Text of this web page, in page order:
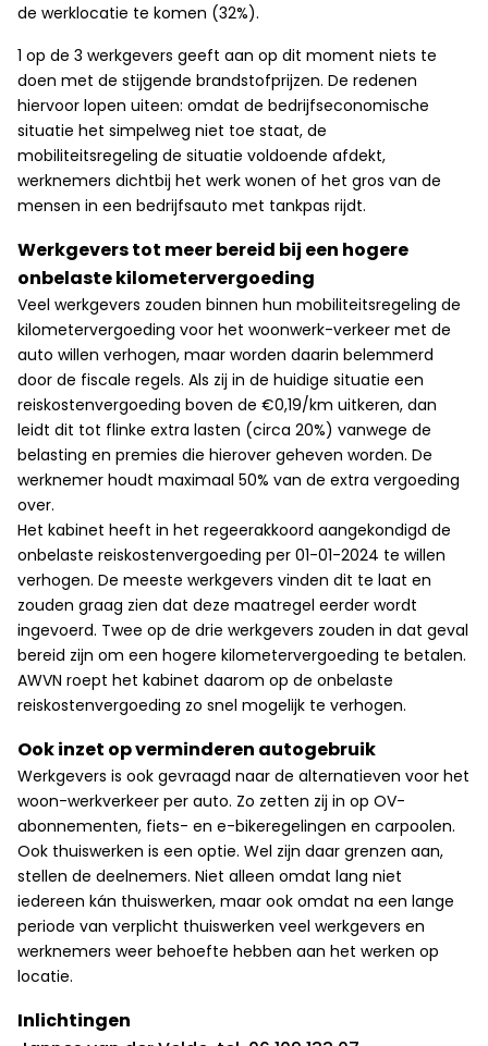
de werklocatie te komen (32%).
1 op de 3 werkgevers geeft aan op dit moment niets te
doen met de stijgende brandstofprijzen. De redenen
hiervoor lopen uiteen: omdat de bedrijfseconomische
situatie het simpelweg niet toe staat, de
mobiliteitsregeling de situatie voldoende afdekt,
werknemers dichtbij het werk wonen of het gros van de
mensen in een bedrijfsauto met tankpas rijdt.
Werkgevers tot meer bereid bij een hogere
onbelaste kilometervergoeding
Veel werkgevers zouden binnen hun mobiliteitsregeling de
kilometervergoeding voor het woonwerk-verkeer met de
auto willen verhogen, maar worden daarin belemmerd
door de fiscale regels. Als zij in de huidige situatie een
reiskostenvergoeding boven de €0,19/km uitkeren, dan
leidt dit tot flinke extra lasten (circa 20%) vanwege de
belasting en premies die hierover geheven worden. De
werknemer houdt maximaal 50% van de extra vergoeding
over.
Het kabinet heeft in het regeerakkoord aangekondigd de
onbelaste reiskostenvergoeding per 01-01-2024 te willen
verhogen. De meeste werkgevers vinden dit te laat en
zouden graag zien dat deze maatregel eerder wordt
ingevoerd. Twee op de drie werkgevers zouden in dat geval
bereid zijn om een hogere kilometervergoeding te betalen.
AWVN roept het kabinet daarom op de onbelaste
reiskostenvergoeding zo snel mogelijk te verhogen.
Ook inzet op verminderen autogebruik
Werkgevers is ook gevraagd naar de alternatieven voor het
woon-werkverkeer per auto. Zo zetten zij in op OV-
abonnementen, fiets- en e-bikeregelingen en carpoolen.
Ook thuiswerken is een optie. Wel zijn daar grenzen aan,
stellen de deelnemers. Niet alleen omdat lang niet
iedereen kán thuiswerken, maar ook omdat na een lange
periode van verplicht thuiswerken veel werkgevers en
werknemers weer behoefte hebben aan het werken op
locatie.
Inlichtingen